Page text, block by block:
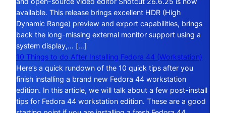
available. This release brings excellent HDR (High
Dynamic Range) preview and export capabilities, brings
back the long-missing external monitor support using a
system display,… […]
10 Things to do After Installing Fedora 44 (Workstation)
Here’s a quick rundown of the 10 quick tips after you
finish installing a brand new Fedora 44 workstation
edition. In this article, we will talk about a few post-install
tips for Fedora 44 workstation edition. These are a good